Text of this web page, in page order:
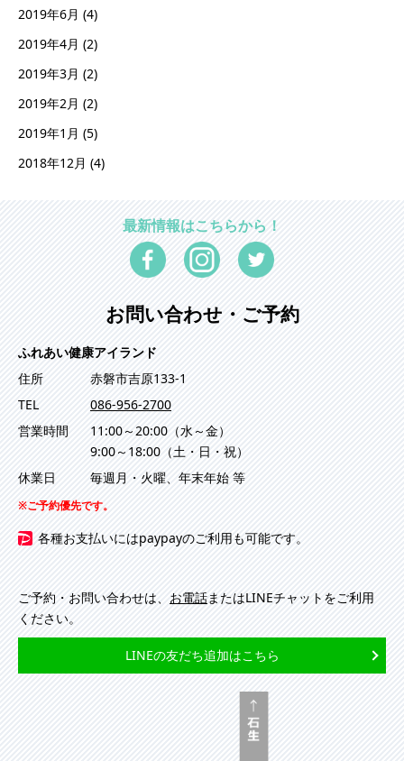
2019年6月 (4)
2019年4月 (2)
2019年3月 (2)
2019年2月 (2)
2019年1月 (5)
2018年12月 (4)
最新情報はこちらから！
お問い合わせ・ご予約
ふれあい健康アイランド
住所
赤磐市吉原133-1
TEL
086-956-2700
営業時間
11:00～20:00（水～金）
9:00～18:00（土・日・祝）
休業日
毎週月・火曜、年末年始 等
ご予約優先です。
各種お支払いにはpaypayのご利用も可能です。
ご予約・お問い合わせは、 お電話またはLINEチャットをご利用
ください。
LINEの友だち追加はこちら